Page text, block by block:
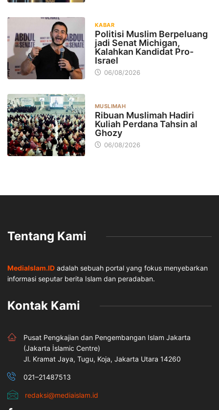
KABAR
Politisi Muslim Berpeluang
jadi Senat Michigan,
Kalahkan Kandidat Pro-
Israel
06/08/2026
MUSLIMAH
Ribuan Muslimah Hadiri
Kuliah Perdana Tahsin al
Ghozy
06/08/2026
Tentang Kami
MediaIslam.ID adalah sebuah portal yang fokus menyebarkan
informasi seputar berita Islam dan peradaban.
Kontak Kami
Pusat Pengkajian dan Pengembangan Islam Jakarta
(Jakarta İslamic Centre)
Jl. Kramat Jaya, Tugu, Koja, Jakarta Utara 14260
021–21487513
redaksi@mediaislam.id